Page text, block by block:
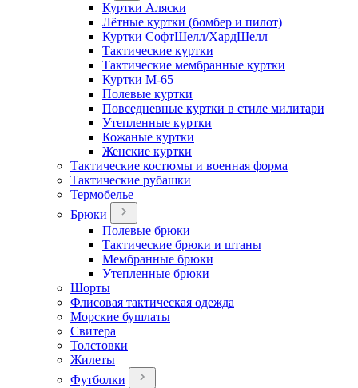
Куртки Аляски
Лётные куртки (бомбер и пилот)
Куртки СофтШелл/ХардШелл
Тактические куртки
Тактические мембранные куртки
Куртки М-65
Полевые куртки
Повседневные куртки в стиле милитари
Утепленные куртки
Кожаные куртки
Женские куртки
Тактические костюмы и военная форма
Тактические рубашки
Термобелье
Брюки
Полевые брюки
Тактические брюки и штаны
Мембранные брюки
Утепленные брюки
Шорты
Флисовая тактическая одежда
Морские бушлаты
Свитера
Толстовки
Жилеты
Футболки